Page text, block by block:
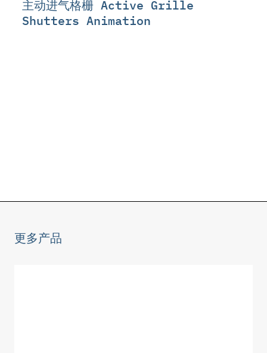
主动进气格栅 Active Grille
Shutters Animation
更多产品